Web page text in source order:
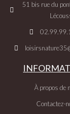
51 bis rue du
À propos de
Contactez-